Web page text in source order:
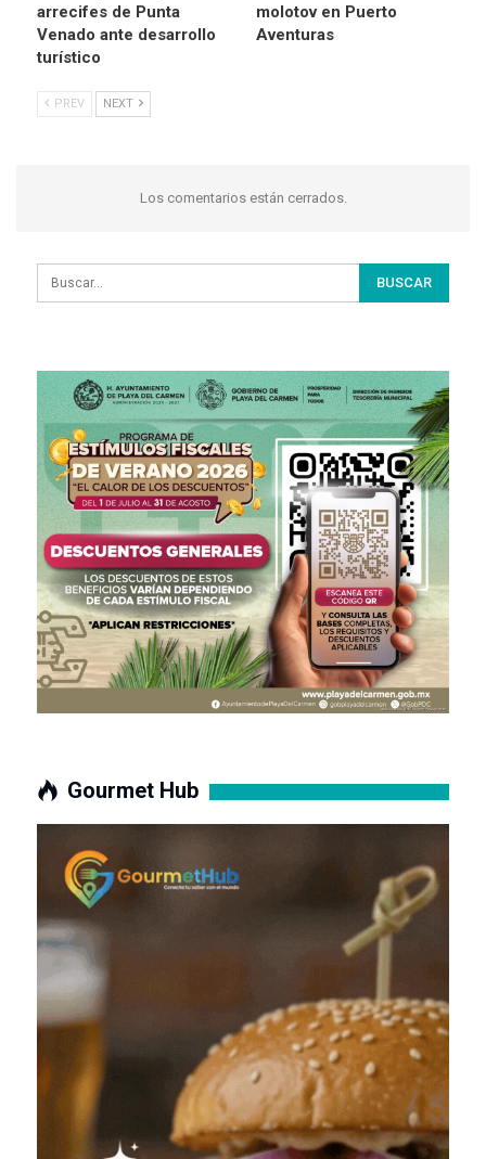
arrecifes de Punta
Venado ante desarrollo
turístico
molotov en Puerto
Aventuras
PREV NEXT
Los comentarios están cerrados.
Gourmet Hub